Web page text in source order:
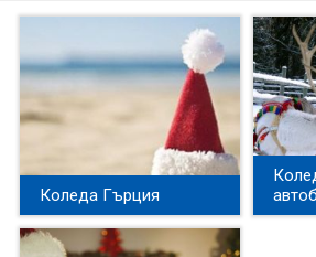
Турция
Гърция
Египет
Екскурзии
Коледа Гърция